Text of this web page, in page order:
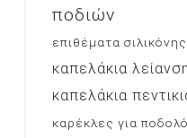
ποδιών
επιθέματα σιλικόνης
καπελάκια
καπελάκια
καρέκλες για